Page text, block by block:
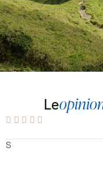
Le
S